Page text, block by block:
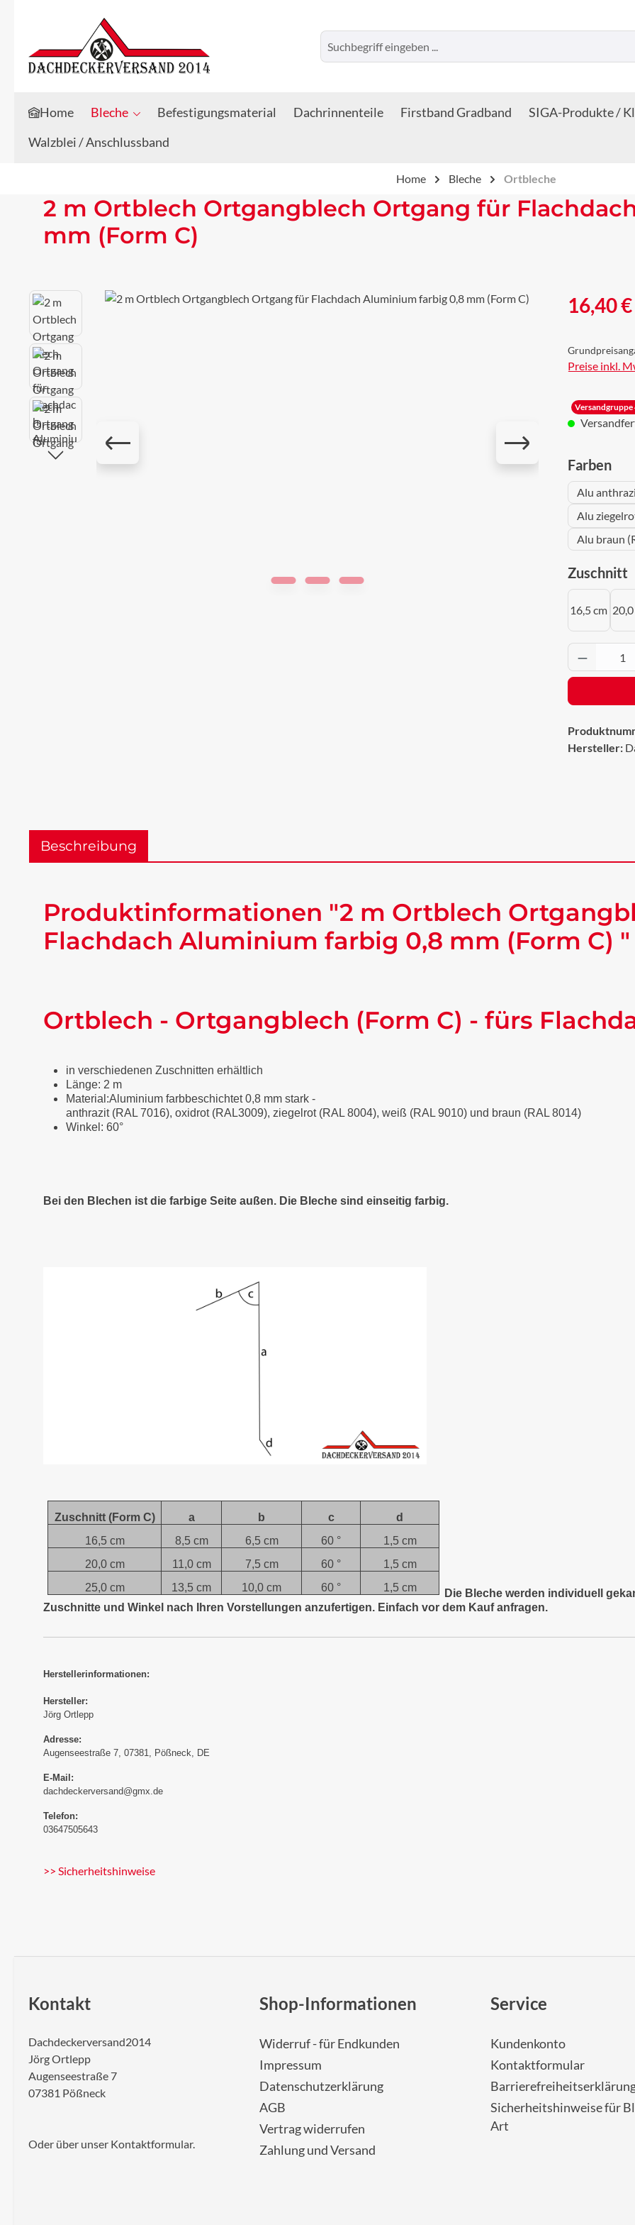
Zum Hauptinhalt springen
Zur Suche springen
Home Bleche Befestigungsmaterial Dachrinnenteile Firstband Gradband
SIGA-Produkte /
Walzblei / Anschlussband
Home Bleche Ortbleche
2 m Ortblech Ortgangblech Ortgang für
mm (Form C)
Bildergalerie überspringen Regulärer
16,40 €
Preise inkl.
Versandgruppe
Farben
Alu
Alu
Alu braun
Zuschnitt
16,5 cm
Hersteller:
Beschreibung
Produktinformationen "2 m Ortblech
Flachdach Aluminium farbig 0,8 mm (Form C) "
Ortblech - Ortgangblech (Form C) - fürs
in verschiedenen Zuschnitten erhältlich
Länge: 2 m
Material:Aluminium farbbeschichtet 0,8 mm stark -
anthrazit (RAL 7016), oxidrot (RAL3009), ziegelrot (RAL 8004), weiß (RAL 9010) und braun (RAL 8014)
Winkel: 60°
Bei den Blechen ist die farbige Seite außen. Die Bleche sind einseitig farbig.
Zuschnitt (Form C) a b c
d
16,5 cm
8,5 cm 6,5 cm 60 °
1,5 cm
20,0 cm
11,0 cm 7,5 cm 60 °
1,5 cm
25,0 cm
13,5 cm 10,0 cm 60 ° 1,5 cm
Die Bleche werden individuell
Zuschnitte und Winkel nach Ihren Vorstellungen anzufertigen. Einfach vor dem Kauf anfragen.
Herstellerinformationen:
Hersteller:
Jörg Ortlepp
Adresse:
Augenseestraße 7, 07381, Pößneck, DE
E-Mail:
dachdeckerversand@gmx.de
Telefon:
03647505643
>> Sicherheitshinweise
Kontakt
Dachdeckerversand2014
Jörg Ortlepp
Augenseestraße 7
07381 Pößneck
Oder über unser Kontaktformular.
Shop-Informationen
Widerruf - für Endkunden
Impressum
Datenschutzerklärung
AGB
Vertrag widerrufen
Zahlung und Versand
Service
Kundenkonto
Kontaktformular
Sicherheitshinweise für
Art